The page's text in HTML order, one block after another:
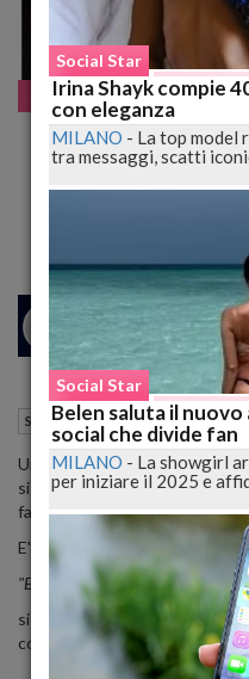
Scorretto
Morte Di Zucchero,
Cantante Risponde
Peccato Morir..."
MILANO
Scorretto 24 Novembre
Una falsa notizia della morte
sito con tanto di dettagli, ha
fans.
E' stato poi lo stesso artista,
"E' un peccato morir..."
si legge nell'immagine che
corna scaramantiche, e che ha
Social Star
Irina Shayk compie
con eleganza
MILANO - La top model
tra messaggi, scatti
Social Star
Belen saluta il
social che divide fan
MILANO - La showgirl
per iniziare il 2025 e